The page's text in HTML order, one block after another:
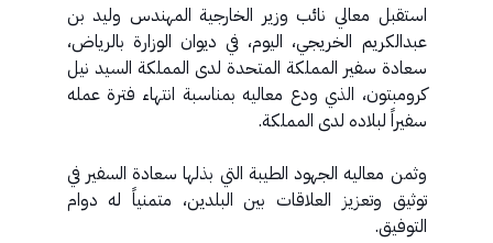
استقبل معالي نائب وزير الخارجية المهندس وليد بن
عبدالكريم الخريجي، اليوم، في ديوان الوزارة بالرياض،
سعادة سفير المملكة المتحدة لدى المملكة السيد نيل
كرومبتون، الذي ودع معاليه بمناسبة انتهاء فترة عمله
سفيراً لبلاده لدى المملكة.
‏وثمن معاليه الجهود الطيبة التي بذلها سعادة السفير في
توثيق وتعزيز العلاقات بين البلدين، متمنياً له دوام
التوفيق.